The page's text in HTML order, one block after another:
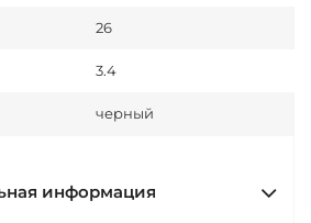
26
3.4
черный
информация